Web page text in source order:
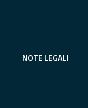
NOTE LEGALI